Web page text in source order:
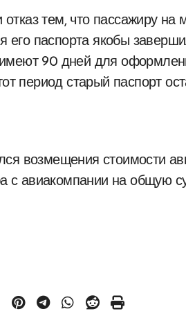
тем, что пассажиру на
его паспорта якобы
90 дней для
период старый паспорт
возмещения стоимости
авиакомпании на общую